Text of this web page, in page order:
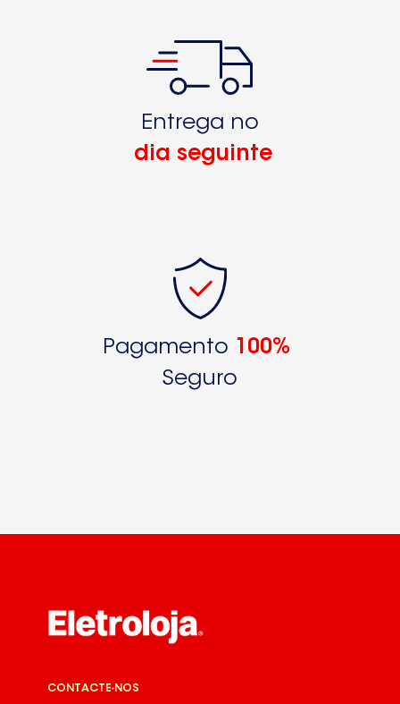
Entrega no
dia seguinte
Pagamento 100%
Seguro
CONTACTE-NOS